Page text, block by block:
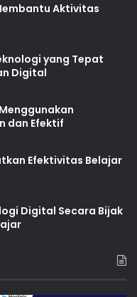
Aktivitas
yang Tepat
Digital
dan Efektif
Efektivitas Belajar
Digital Secara Bijak